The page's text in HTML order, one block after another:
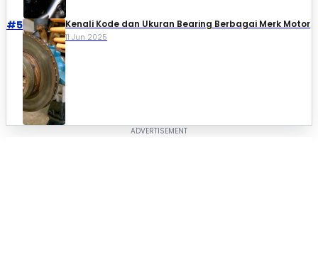
#5 Kenali Kode dan Ukuran Bearing Berbagai Merk Motor
11 Jun 2025